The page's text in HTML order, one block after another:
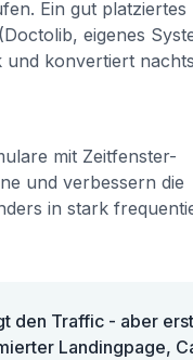
Ein gut platziertes
eigenes
konvertiert
mit Zeitfenster-
und verbessern die
in stark
den Traffic - aber erst
Landingpage,